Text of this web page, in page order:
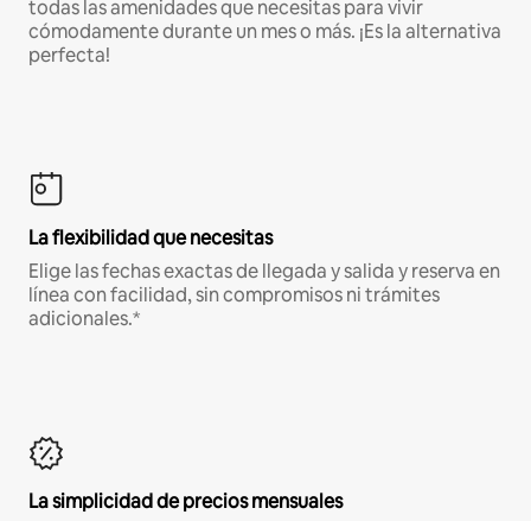
todas las amenidades que necesitas para vivir
cómodamente durante un mes o más. ¡Es la alternativa
perfecta!
La flexibilidad que necesitas
Elige las fechas exactas de llegada y salida y reserva en
línea con facilidad, sin compromisos ni trámites
adicionales.*
La simplicidad de precios mensuales